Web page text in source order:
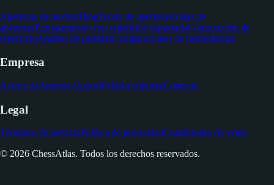
Aperturas de ajedrezBlogTeoría de aperturasGuías de
aperturasEntrenamiento con repetición espaciadaConstrucción de
repertorioAnálisis de partidasComparaciones de herramientas
Empresa
Acerca deAntoine (Autor)Política editorialContacto
Legal
Términos de servicioPolítica de privacidadCondiciones de venta
© 2026 ChessAtlas. Todos los derechos reservados.